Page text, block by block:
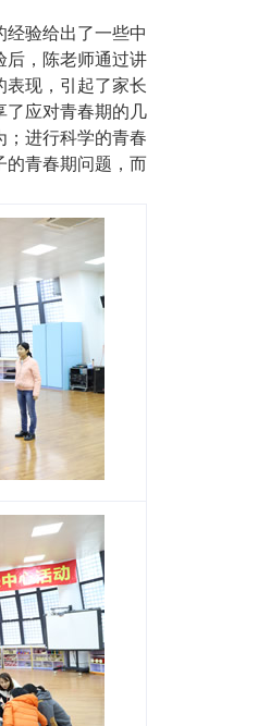
验给出了一些中
后，陈老师通过讲
表现，引起了家长
了应对青春期的几
；进行科学的青春
的青春期问题，而